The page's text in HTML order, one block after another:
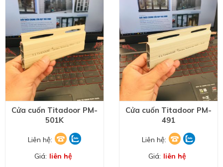
Cửa cuốn Titadoor PM-
501K
Liên hệ:
Giá: liên hệ
Cửa cuốn Titadoor PM-
491
Liên hệ:
Giá: liên hệ